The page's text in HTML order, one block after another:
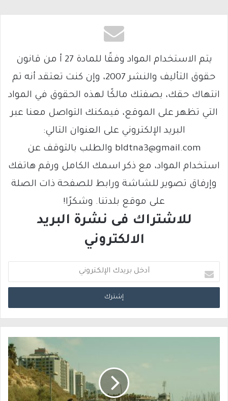
يتم الاستخدام المواد وفقًا للمادة 27 أ من قانون
حقوق التأليف والنشر 2007، وإن كنت تعتقد أنه تم
انتهاك حقك، بصفتك مالكًا لهذه الحقوق في المواد
التي تظهر على الموقع، فيمكنك التواصل معنا عبر
البريد الإلكتروني على العنوان التالي:
bldtna3@gmail.com والطلب بالتوقف عن
استخدام المواد، مع ذكر اسمك الكامل ورقم هاتفك
وإرفاق تصوير للشاشة ورابط للصفحة ذات الصلة
على موقع بلدتنا. وشكرًا!
للاشتراك فى نشرة البريد
الالكتروني
د
خ
د